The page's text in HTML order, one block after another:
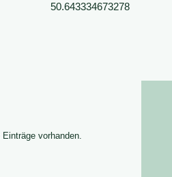
50.643334673278
Einträge vorhanden.